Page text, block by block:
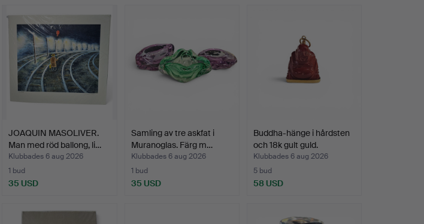
JOAQUIN MASOLIVER.
Man med röd ballong, li…
Klubbades 6 aug 2026
1 bud
35 USD
Samling av tre askfat i
Muranoglas. Färg m…
Klubbades 6 aug 2026
1 bud
35 USD
Buddha-hänge i hårdsten
och 18k gult guld.
Klubbades 6 aug 2026
5 bud
58 USD